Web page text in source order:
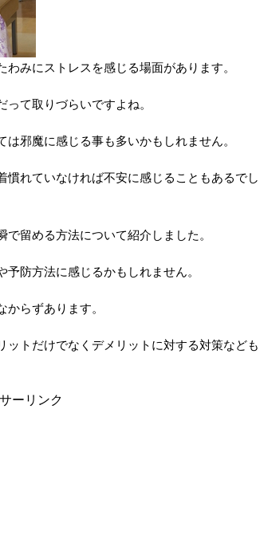
みにストレスを感じる場面があります。
て取りづらいですよね。
邪魔に感じる事も多いかもしれません。
れていなければ不安に感じることもあるでし
留める方法について紹介しました。
防方法に感じるかもしれません。
らずあります。
トだけでなくデメリットに対する対策なども
ーリンク